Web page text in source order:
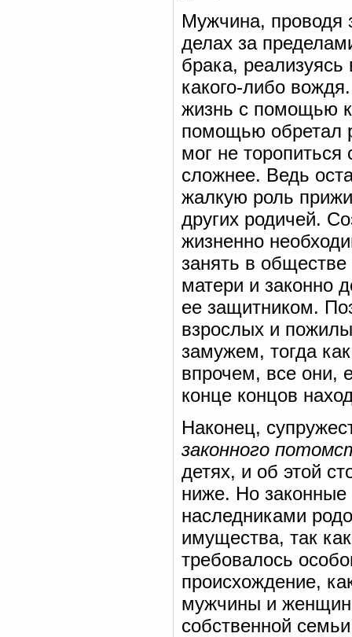
Мужчина, проводя
делах за
брака, реализуясь
какого-либо
жизнь с помощью
помощью обретал
мог не
сложнее. Ведь
жалкую роль
других родичей.
жизненно
занять в
матери и законно
ее защитником.
взрослых и
замужем, тогда
впрочем, все они,
конце концов
Наконец,
законного
детях, и об этой
ниже. Но законные
наследниками
имущества, так
требовалось
происхождение,
мужчины и
собственной